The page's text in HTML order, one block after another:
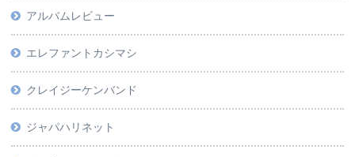
アルバムレビュー
エレファントカシマシ
クレイジーケンバンド
ジャパハリネット